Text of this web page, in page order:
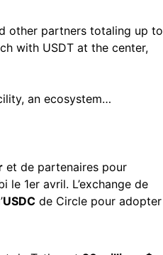
other partners totaling up to
with USDT at the center,
an ecosystem…
et de partenaires pour
le 1er avril. L’exchange de
USDC de Circle pour adopter